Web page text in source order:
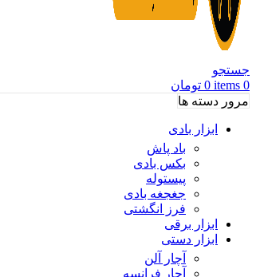
جستجو
0
items
0 تومان
مرور دسته ها
ابزار بادی
باد پاش
بکس بادی
پیستوله
جغجغه بادی
فرز انگشتی
ابزار برقی
ابزار دستی
آچار آلن
آچار فرانسه